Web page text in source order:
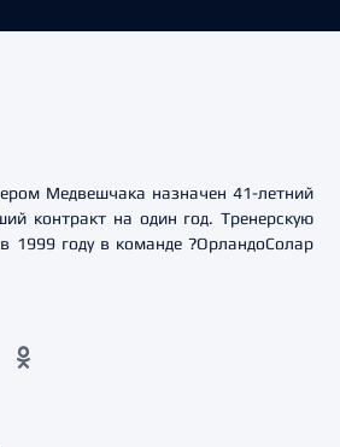
Медвешчака назначен 41-летний
контракт на один год. Тренерскую
1999 году в команде ?ОрландоСолар